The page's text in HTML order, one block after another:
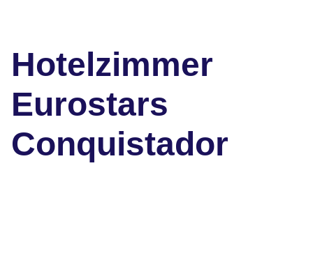
Hotelzimmer
Eurostars
Conquistador